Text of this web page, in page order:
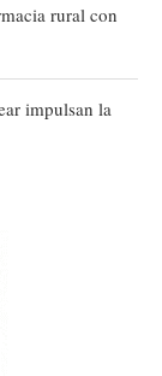
rural con
impulsan la